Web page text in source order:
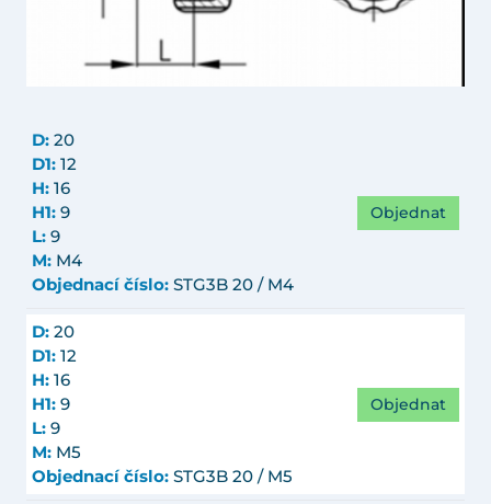
D: 20
D1: 12
H: 16
H1: 9
L: 9
M: M4
Objednací číslo: STG3B 20 / M4
Objednat
D: 20
D1: 12
H: 16
H1: 9
L: 9
M: M5
Objednací číslo: STG3B 20 / M5
Objednat